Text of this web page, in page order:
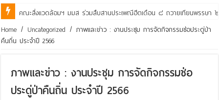
คณะสิ่งแวดล้อมฯ มมส ร่วมสืบสานประเพณีฮีตเดือน ๘ ถวายเทียนพรรษา ๒
Home / Uncategorized / ภาพและข่าว : งานประชุม การจัดกิจกรรมช่อประดู่ป่า
คืนถิ่น ประจำปี 2566
ภาพและข่าว : งานประชุม การจัดกิจกรรมช่อ
ประดู่ป่าคืนถิ่น ประจำปี 2566